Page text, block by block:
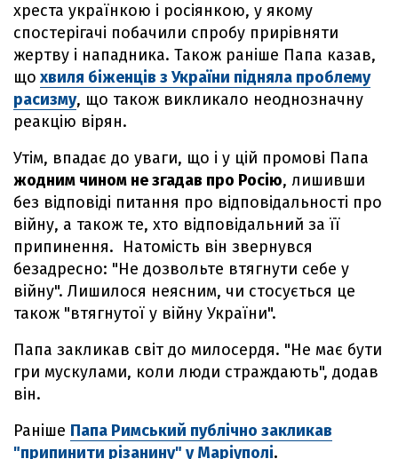
хреста українкою і росіянкою, у якому
спостерігачі побачили спробу прирівняти
жертву і нападника. Також раніше Папа казав,
що хвиля біженців з України підняла проблему
расизму, що також викликало неоднозначну
реакцію вірян.
Утім, впадає до уваги, що і у цій промові Папа
жодним чином не згадав про Росію, лишивши
без відповіді питання про відповідальності про
війну, а також те, хто відповідальний за її
припинення. Натомість він звернувся
безадресно: "Не дозвольте втягнути себе у
війну". Лишилося неясним, чи стосується це
також "втягнутої у війну України".
Папа закликав світ до милосердя. "Не має бути
гри мускулами, коли люди страждають", додав
він.
Раніше Папа Римський публічно закликав
"припинити різанину" у Маріуполі.